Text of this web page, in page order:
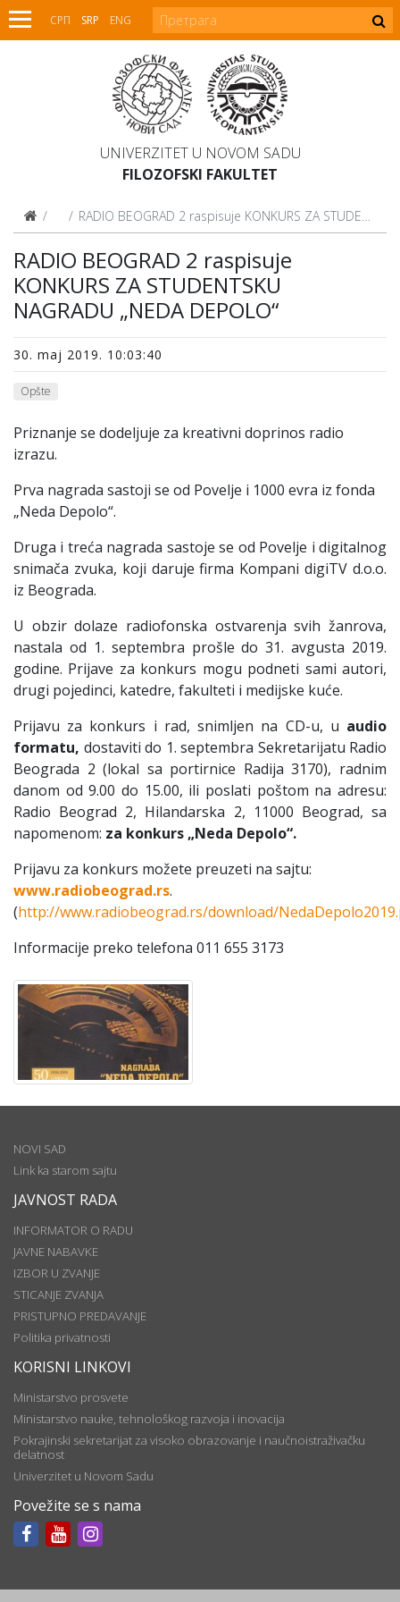
СРП SRP ENG
UNIVERZITET U NOVOM SADU
FILOZOFSKI FAKULTET
VestiRADIO BEOGRAD 2 raspisuje KONKURS ZA STUDENTSKU NAGRADU „NEDA DEPOLO“
RADIO BEOGRAD 2 raspisuje
KONKURS ZA STUDENTSKU
NAGRADU „NEDA DEPOLO“
30. maj 2019. 10:03:40
Opšte
Priznanje se dodeljuje za kreativni doprinos radio
izrazu.
Prva nagrada sastoji se od Povelje i 1000 evra iz fonda
„Neda Depolo“.
Druga i treća nagrada sastoje se od Povelje i digitalnog
snimača zvuka, koji daruje firma Kompani digiTV d.o.o.
iz Beograda.
U obzir dolaze radiofonska ostvarenja svih žanrova,
nastala od 1. septembra prošle do 31. avgusta 2019.
godine. Prijave za konkurs mogu podneti sami autori,
drugi pojedinci, katedre, fakulteti i medijske kuće.
Prijavu za konkurs i rad, snimljen na CD-u, u audio
formatu, dostaviti do 1. septembra Sekretarijatu Radio
Beograda 2 (lokal sa portirnice Radija 3170), radnim
danom od 9.00 do 15.00, ili poslati poštom na adresu:
Radio Beograd 2, Hilandarska 2, 11000 Beograd, sa
napomenom: za konkurs „Neda Depolo“.
Prijavu za konkurs možete preuzeti na sajtu:
www.radiobeograd.rs.
(http://www.radiobeograd.rs/download/
Informacije preko telefona 011 655 3173
NOVI SAD
Link ka starom sajtu
JAVNOST RADA
INFORMATOR O RADU
JAVNE NABAVKE
IZBOR U ZVANJE
STICANJE ZVANJA
PRISTUPNO PREDAVANJE
Politika privatnosti
KORISNI LINKOVI
Ministarstvo prosvete
Ministarstvo nauke, tehnološkog razvoja i inovacija
Pokrajinski sekretarijat za visoko obrazovanje i naučnoistraživačku
delatnost
Univerzitet u Novom Sadu
Povežite se s nama